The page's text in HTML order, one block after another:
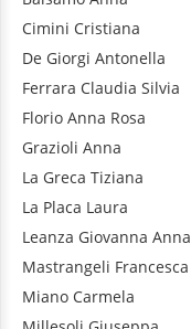
Cimini Cristiana
De Giorgi Antonella
Ferrara Claudia Silvia
Florio Anna Rosa
Grazioli Anna
La Greca Tiziana
La Placa Laura
Leanza Giovanna Anna
Mastrangeli Francesca
Miano Carmela